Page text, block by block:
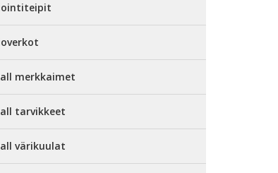
merkkaimet
tarvikkeet
värikuulat